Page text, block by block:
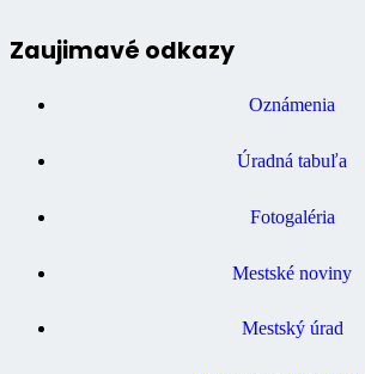
Zaujimavé odkazy
Oznámenia
Úradná tabuľa
Fotogaléria
Mestské noviny
Mestský úrad